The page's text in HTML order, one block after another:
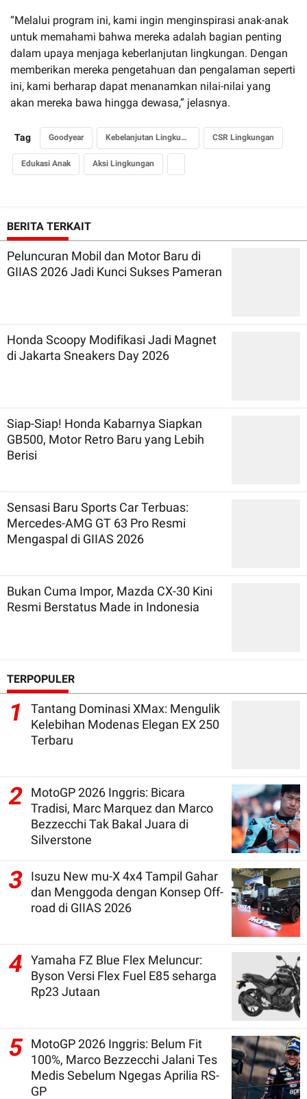
“Melalui program ini, kami ingin menginspirasi anak-anak
untuk memahami bahwa mereka adalah bagian penting
dalam upaya menjaga keberlanjutan lingkungan. Dengan
memberikan mereka pengetahuan dan pengalaman seperti
ini, kami berharap dapat menanamkan nilai-nilai yang
akan mereka bawa hingga dewasa,” jelasnya.
Tag Goodyear Kebelanjutan Lingkungan CSR Lingkungan
Edukasi Anak Aksi Lingkungan
BERITA TERKAIT
Peluncuran Mobil dan Motor Baru di
GIIAS 2026 Jadi Kunci Sukses Pameran
Honda Scoopy Modifikasi Jadi Magnet
di Jakarta Sneakers Day 2026
Siap-Siap! Honda Kabarnya Siapkan
GB500, Motor Retro Baru yang Lebih
Berisi
Sensasi Baru Sports Car Terbuas:
Mercedes-AMG GT 63 Pro Resmi
Mengaspal di GIIAS 2026
Bukan Cuma Impor, Mazda CX-30 Kini
Resmi Berstatus Made in Indonesia
TERPOPULER
1
Tantang Dominasi XMax: Mengulik
Kelebihan Modenas Elegan EX 250
Terbaru
2
MotoGP 2026 Inggris: Bicara
Tradisi, Marc Marquez dan Marco
Bezzecchi Tak Bakal Juara di
Silverstone
3
Isuzu New mu-X 4x4 Tampil Gahar
dan Menggoda dengan Konsep Off-
road di GIIAS 2026
4
Yamaha FZ Blue Flex Meluncur:
Byson Versi Flex Fuel E85 seharga
Rp23 Jutaan
5 MotoGP 2026 Inggris: Belum Fit
100%, Marco Bezzecchi Jalani Tes
Medis Sebelum Ngegas Aprilia RS-
GP